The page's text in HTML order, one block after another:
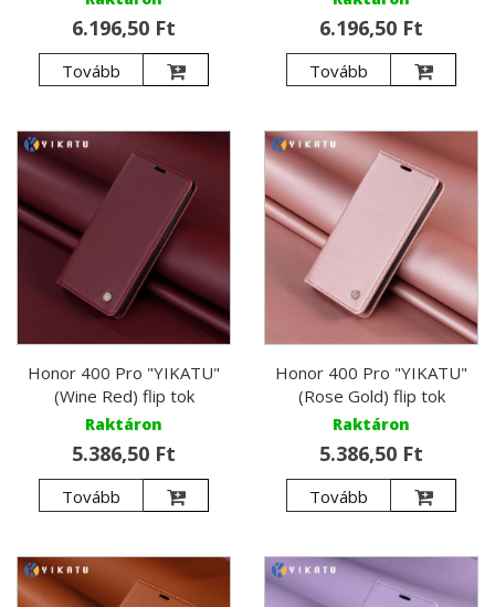
6.196,50 Ft
Tovább
6.196,50 Ft
Tovább
Honor 400 Pro "YIKATU"
(Wine Red) flip tok
Raktáron
5.386,50 Ft
Tovább
Honor 400 Pro "YIKATU"
(Rose Gold) flip tok
Raktáron
5.386,50 Ft
Tovább